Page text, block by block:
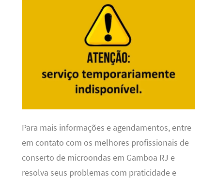
Para mais informações e agendamentos, entre
em contato com os melhores profissionais de
conserto de microondas em Gamboa RJ e
resolva seus problemas com praticidade e